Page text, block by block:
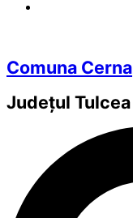
Comuna Cerna
Județul Tulcea